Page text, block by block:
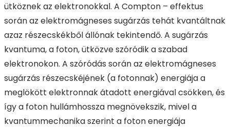
ütköznek az elektronokkal. A Compton – effektus
során az elektromágneses sugárzás tehát kvantáltnak
azaz részecskékből állónak tekintendő. A sugárzás
kvantuma, a foton, ütközve szóródik a szabad
elektronokon. A szóródás során az elektromágneses
sugárzás részecskéjének (a fotonnak) energiája a
meglökött elektronnak átadott energiával csökken, és
így a foton hullámhossza megnövekszik, mivel a
kvantummechanika szerint a foton energiája